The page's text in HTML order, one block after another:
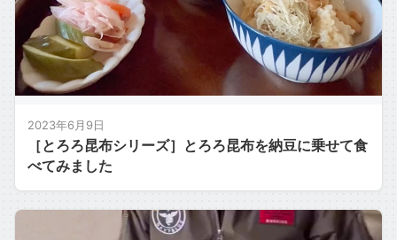
2023年6月9日
［とろろ昆布シリーズ］とろろ昆布を納豆に乗せて食
べてみました